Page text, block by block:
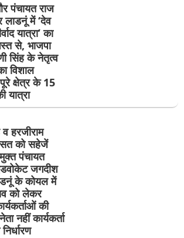
पंचायत राज
लाडनूं में ‘देव
यात्रा’ का
से, भाजपा
सिंह के नेतृत्व
विशाल
क्षेत्र के 15
यात्रा
हरजीराम
को सहेजें
पंचायत
जगदीश
के कोयल में
को लेकर
की
नहीं कार्यकर्ता